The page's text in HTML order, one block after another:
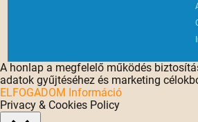
A honlap a megfelelő működés
adatok gyűjtéséhez és marketing
ELFOGADOM Információ
Privacy & Cookies Policy